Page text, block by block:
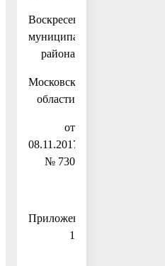
Воскресенского
муниципального
района
Московской
области
от
08.11.2017
№ 730
Приложение
1